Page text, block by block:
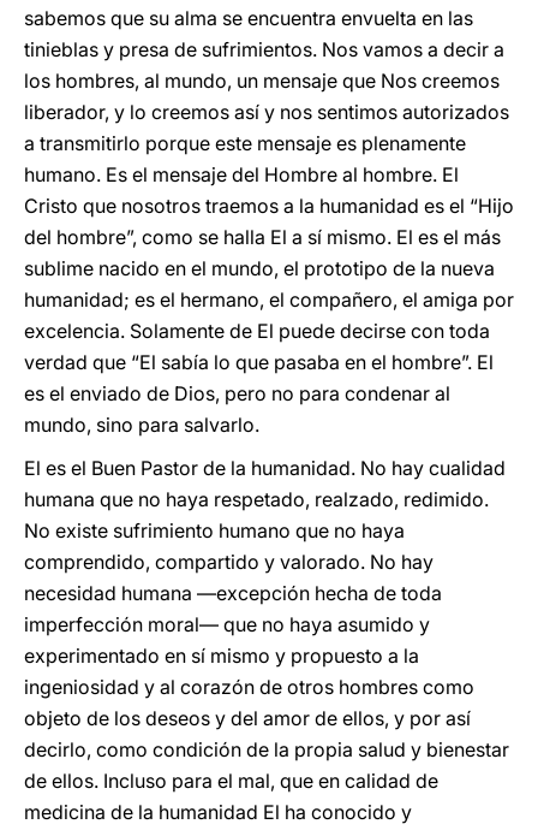
sabemos que su alma se encuentra envuelta en las
tinieblas y presa de sufrimientos. Nos vamos a decir a
los hombres, al mundo, un mensaje que Nos creemos
liberador, y lo creemos así y nos sentimos autorizados
a transmitirlo porque este mensaje es plenamente
humano. Es el mensaje del Hombre al hombre. El
Cristo que nosotros traemos a la humanidad es el “Hijo
del hombre”, como se halla El a sí mismo. El es el más
sublime nacido en el mundo, el prototipo de la nueva
humanidad; es el hermano, el compañero, el amiga por
excelencia. Solamente de El puede decirse con toda
verdad que “El sabía lo que pasaba en el hombre”. El
es el enviado de Dios, pero no para condenar al
mundo, sino para salvarlo.
El es el Buen Pastor de la humanidad. No hay cualidad
humana que no haya respetado, realzado, redimido.
No existe sufrimiento humano que no haya
comprendido, compartido y valorado. No hay
necesidad humana —excepción hecha de toda
imperfección moral— que no haya asumido y
experimentado en sí mismo y propuesto a la
ingeniosidad y al corazón de otros hombres como
objeto de los deseos y del amor de ellos, y por así
decirlo, como condición de la propia salud y bienestar
de ellos. Incluso para el mal, que en calidad de
medicina de la humanidad El ha conocido y